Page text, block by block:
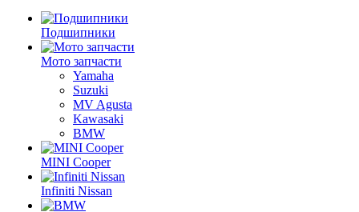
Подшипники
Мото запчасти
Yamaha
Suzuki
MV Agusta
Kawasaki
BMW
MINI Cooper
Infiniti Nissan